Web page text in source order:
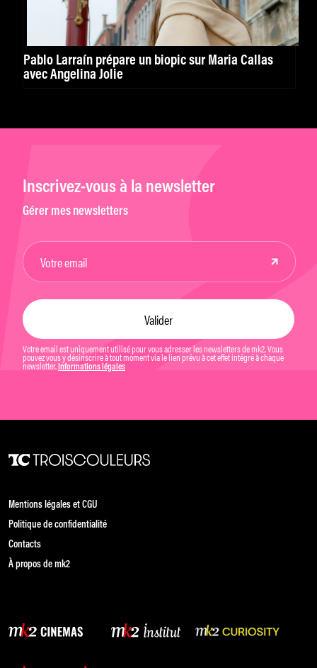
Pablo Larraín prépare un biopic sur Maria Callas
avec Angelina Jolie
Inscrivez-vous à la newsletter
Gérer mes newsletters
Votre email est uniquement utilisé pour vous adresser les newsletters de mk2. Vous
pouvez vous y désinscrire à tout moment via le lien prévu à cet effet intégré à chaque
newsletter. Informations légales
Mentions légales et CGU
Politique de confidentialité
Contacts
À propos de mk2